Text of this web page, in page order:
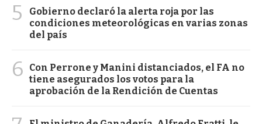
5
Gobierno declaró la alerta roja por las
condiciones meteorológicas en varias zonas
del país
6
Con Perrone y Manini distanciados, el FA no
tiene asegurados los votos para la
aprobación de la Rendición de Cuentas